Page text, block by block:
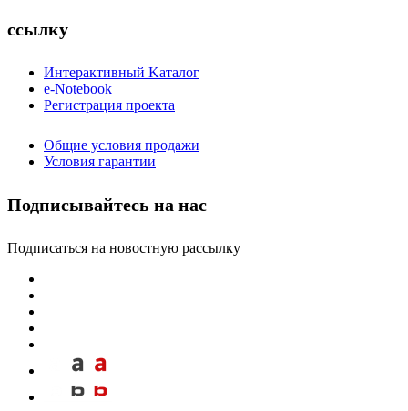
ссылку
Интерактивный Kаталог
e-Notebook
Регистрация проекта
Общие условия продажи
Условия гарантии
Подписывайтесь на нас
Подписаться на новостную рассылку